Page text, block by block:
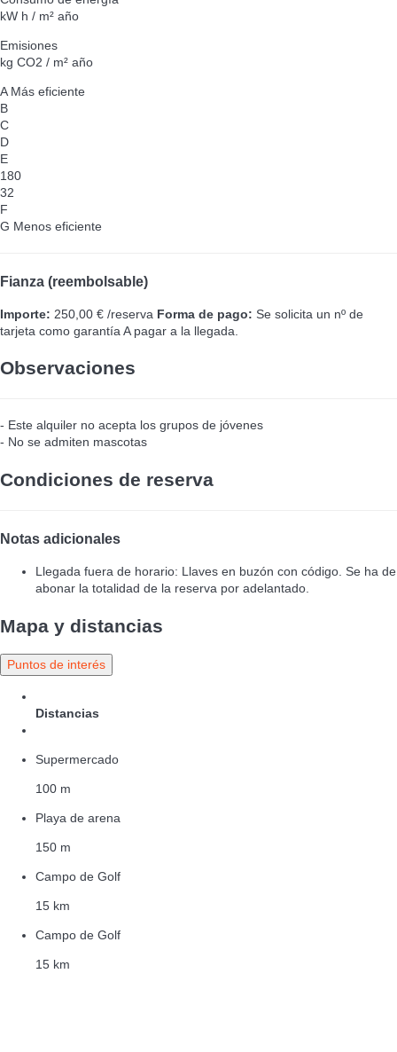
kW h / m² año
Emisiones
kg CO2 / m² año
A Más eficiente
B
C
D
E
180
32
F
G Menos eficiente
Fianza (reembolsable)
Importe: 250,00 € /reserva Forma de pago: Se solicita un nº de
tarjeta como garantía A pagar a la llegada.
Observaciones
- Este alquiler no acepta los grupos de jóvenes
- No se admiten mascotas
Condiciones de reserva
Notas adicionales
Llegada fuera de horario: Llaves en buzón con código. Se ha de
abonar la totalidad de la reserva por adelantado.
Mapa y distancias
Puntos de interés
Distancias
Supermercado
100 m
Playa de arena
150 m
Campo de Golf
15 km
Campo de Golf
15 km